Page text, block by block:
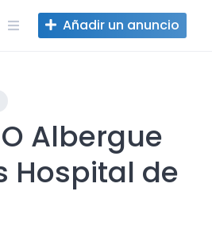
Añadir un anuncio
Albergue
Hospital de